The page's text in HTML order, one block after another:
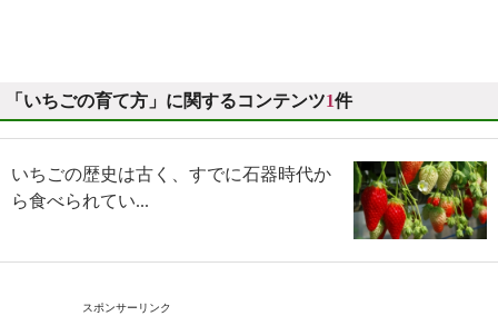
「いちごの育て方」に関するコンテンツ1件
いちごの歴史は古く、すでに石器時代か
ら食べられてい...
スポンサーリンク